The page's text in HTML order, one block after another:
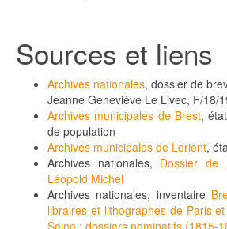
Sources et liens
Archives nationales, dossier de
Jeanne Geneviève Le Livec, F/18/
Archives municipales de Brest,
de population
Archives municipales de Lorient,
Archives nationales, Dossier de
Léopold Michel
Archives nationales, inventaire
libraires et lithographes de Paris